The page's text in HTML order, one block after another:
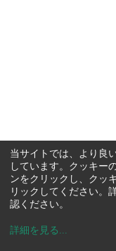
当サイトでは、より良
しています。クッキー
ンをクリックし、クッ
リックしてください。
認ください。
詳細を見る ...